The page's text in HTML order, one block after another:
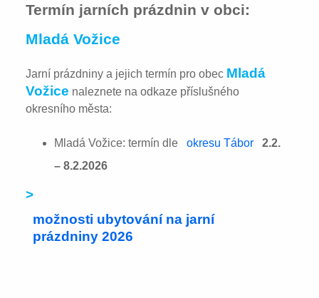
Termín jarních prázdnin v obci:
Mladá Vožice
Jarní prázdniny a jejich termín pro obec Mladá
Vožice naleznete na odkaze příslušného
okresního města:
Mladá Vožice: termín dle okresu Tábor
2.2.
– 8.2.2026
>
možnosti ubytování na jarní
prázdniny 2026